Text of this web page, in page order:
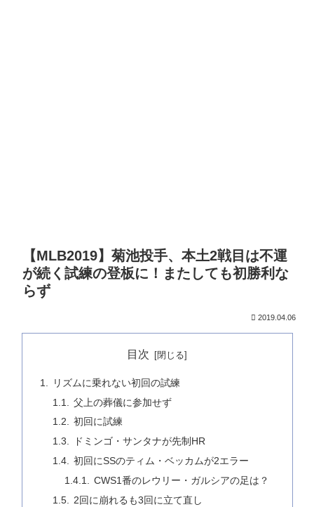
【MLB2019】菊池投手、本土2戦目は不運
が続く試練の登板に！またしても初勝利な
らず
2019.04.06
目次
リズムに乗れない初回の試練
父上の葬儀に参加せず
初回に試練
ドミンゴ・サンタナが先制HR
初回にSSのティム・ベッカムが2エラー
CWS1番のレウリー・ガルシアの足は？
2回に崩れるも3回に立て直し